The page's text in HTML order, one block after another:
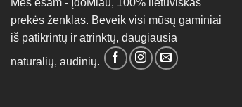
may
be
chosen
on
the
Mes esam - ĮdoMiau, 100% lietuviškas
prekės ženklas. Beveik visi mūsų gaminiai
iš patikrintų ir atrinktų, daugiausia
natūralių, audinių.